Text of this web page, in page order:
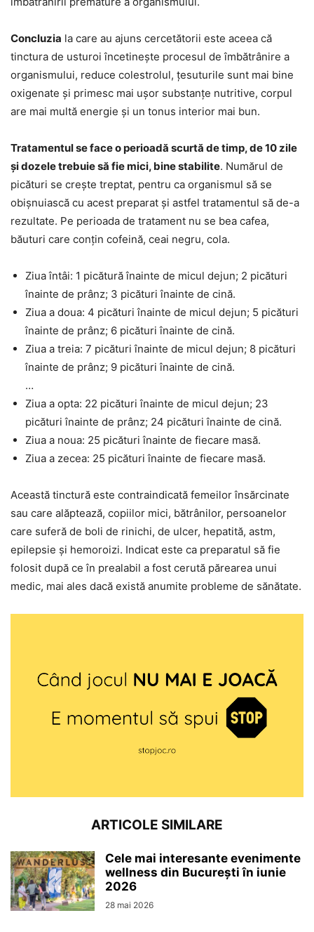
Concluzia la care au ajuns cercetătorii este aceea că
tinctura de usturoi încetinește procesul de îmbătrânire a
organismului, reduce colestrolul, țesuturile sunt mai bine
oxigenate și primesc mai ușor substanțe nutritive, corpul
are mai multă energie și un tonus interior mai bun.
Tratamentul se face o perioadă scurtă de timp, de 10 zile
și dozele trebuie să fie mici, bine stabilite. Numărul de
picături se crește treptat, pentru ca organismul să se
obișnuiască cu acest preparat și astfel tratamentul să de-a
rezultate. Pe perioada de tratament nu se bea cafea,
băuturi care conțin cofeină, ceai negru, cola.
Ziua întâi: 1 picătură înainte de micul dejun; 2 picături
înainte de prânz; 3 picături înainte de cină.
Ziua a doua: 4 picături înainte de micul dejun; 5 picături
înainte de prânz; 6 picături înainte de cină.
Ziua a treia: 7 picături înainte de micul dejun; 8 picături
înainte de prânz; 9 picături înainte de cină.
…
Ziua a opta: 22 picături înainte de micul dejun; 23
picături înainte de prânz; 24 picături înainte de cină.
Ziua a noua: 25 picături înainte de fiecare masă.
Ziua a zecea: 25 picături înainte de fiecare masă.
Această tinctură este contraindicată femeilor însărcinate
sau care alăptează, copiilor mici, bătrânilor, persoanelor
care suferă de boli de rinichi, de ulcer, hepatită, astm,
epilepsie și hemoroizi. Indicat este ca preparatul să fie
folosit după ce în prealabil a fost cerută părearea unui
medic, mai ales dacă există anumite probleme de sănătate.
ARTICOLE SIMILARE
Cele mai interesante evenimente
wellness din București în iunie
2026
28 mai 2026